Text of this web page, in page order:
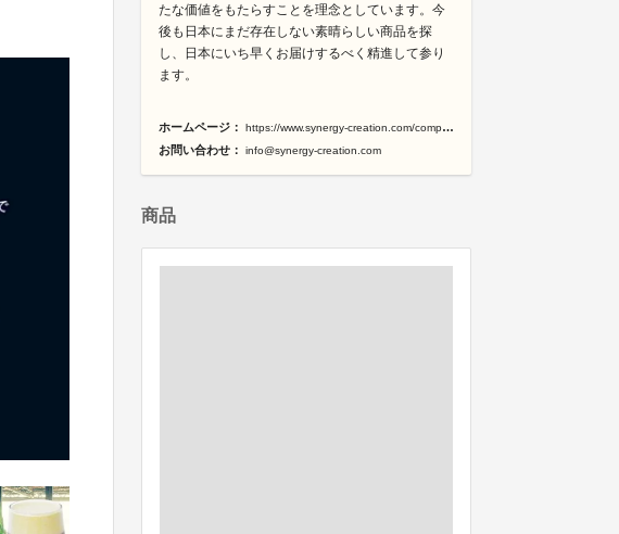
たな価値をもたらすことを理念としています。今
後も日本にまだ存在しない素晴らしい商品を探
し、日本にいち早くお届けするべく精進して参り
ます。
ホームページ： https://www.synergy-creation.com/company
お問い合わせ： info@synergy-creation.com
商品